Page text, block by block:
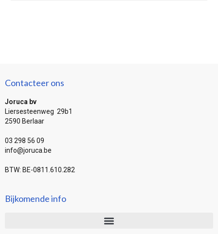
Contacteer ons
Joruca bv
Liersesteenweg 29b1
2590 Berlaar
03 298 56 09
info@joruca.be
BTW: BE-0811.610.282
Bijkomende info